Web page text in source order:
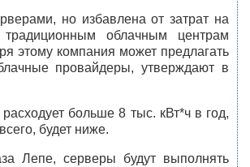
но избавлена от затрат на
облачным центрам
этому компания может предлагать
провайдеры, утверждают в
больше 8 тыс. кВт*ч в год,
будет ниже.
Лепе, серверы будут выполнять